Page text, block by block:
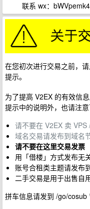
联系 wx：
在您初次进行交易之前，
提示。
为了提高 V2EX 的有效信
提示中的说明外，也请注意
请不要在 V2EX 卖 VPS
域名交易请发布到域名
请不要在这里交易发票
用「借楼」方式发布无
账号合租类主题请发布
二手交易是用于出售自
拼车信息请发到 /go/cosub